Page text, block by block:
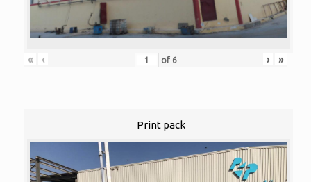
« ‹ of 6 › »
Print pack